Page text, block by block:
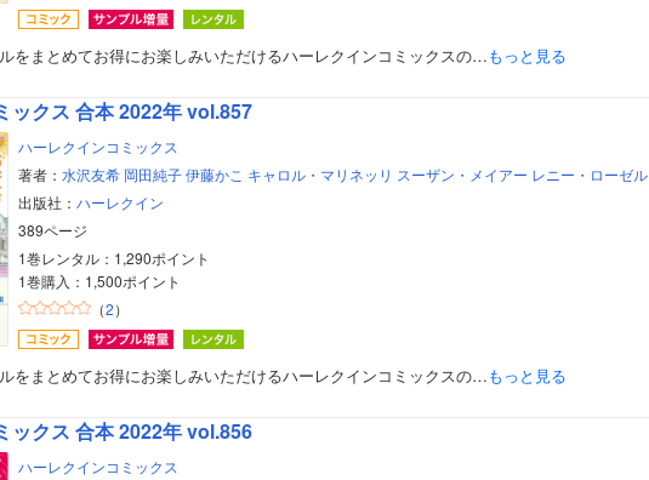
をまとめてお得にお楽しみいただけるハーレクインコミックスの…もっと見る
ックス 合本 2022年 vol.857
ハーレクインコミックス
著者： 水沢友希 岡田純子 伊藤かこ キャロル・マリネッリ スーザン・メイアー レニー・ローゼル
出版社： ハーレクイン
389ページ
1巻レンタル：1,290ポイント
1巻購入：1,500ポイント
（2）
をまとめてお得にお楽しみいただけるハーレクインコミックスの…もっと見る
ックス 合本 2022年 vol.856
ハーレクインコミックス